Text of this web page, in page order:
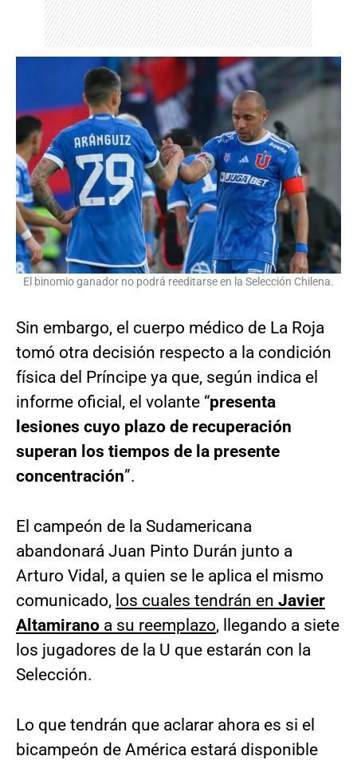
El binomio ganador no podrá reeditarse en la Selección Chilena.
Sin embargo, el cuerpo médico de La Roja
tomó otra decisión respecto a la condición
física del Príncipe ya que, según indica el
informe oficial, el volante “presenta
lesiones cuyo plazo de recuperación
superan los tiempos de la presente
concentración”.
El campeón de la Sudamericana
abandonará Juan Pinto Durán junto a
Arturo Vidal, a quien se le aplica el mismo
comunicado, los cuales tendrán en Javier
Altamirano a su reemplazo, llegando a siete
los jugadores de la U que estarán con la
Selección.
Lo que tendrán que aclarar ahora es si el
bicampeón de América estará disponible